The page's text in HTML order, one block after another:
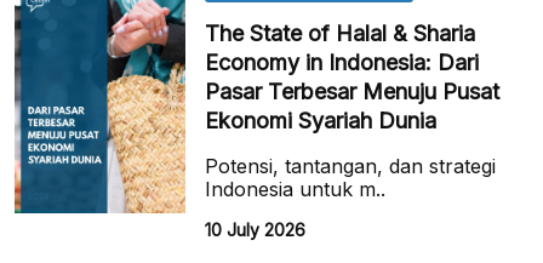
The State of Halal & Sharia
Economy in Indonesia: Dari
Pasar Terbesar Menuju Pusat
Ekonomi Syariah Dunia
Potensi, tantangan, dan strategi
Indonesia untuk m..
10 July 2026